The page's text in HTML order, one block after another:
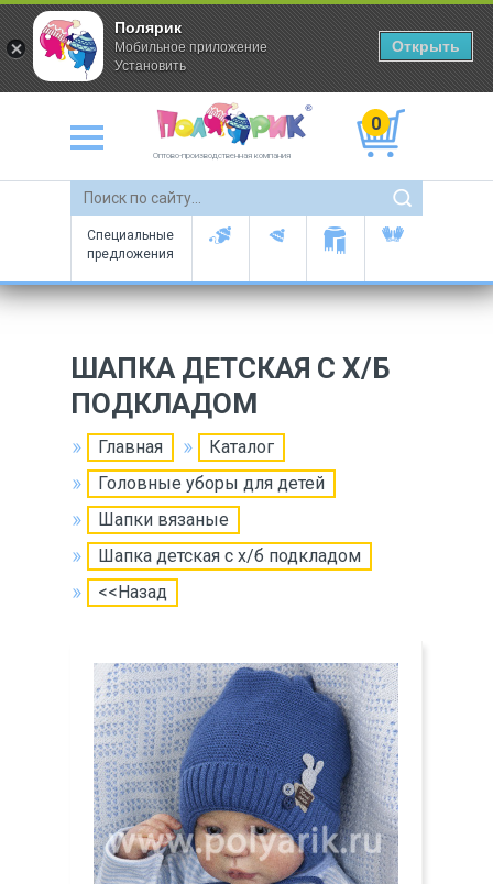
Оптово-производственная компания
0
Специальные
предложения
ШАПКА ДЕТСКАЯ С Х/Б
ПОДКЛАДОМ
Главная
Каталог
Головные уборы для детей
Шапки вязаные
Шапка детская с х/б подкладом
<<Назад
Полярик
Мобильное приложение
Установить
Открыть